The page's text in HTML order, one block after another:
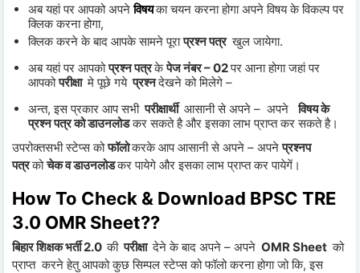
अब यहां पर आपको अपनेविषयका चयनकरना होगा अपने विषय के विकल्प पर
क्लिक करना होगा,
क्लिक करने के बाद आपके सामने पूराप्रश्न पत्र खुल जायेगा.
अब यहां पर आपकोप्रश्न पत्रकेपेज नंबर – 02पर आना होगा जहां पर
आपकोपरीक्षा मे पूछे गये प्रश्नदेखने को मिलेगे –
अन्त, इस प्रकार आप सभी परीक्षार्थी आसानी से अपने – अपनेविषय के
प्रश्न पत्र को डाउनलोडकर सकते है और इसका लाभ प्राप्त कर सकते है।
उपरोक्तसभी स्टेप्स कोफॉलोकरके आप आसानी से अपने – अपनेप्रश्नप
पत्रकोचेक व डाउनलोडकर पायेगे और इसका लाभ प्राप्त कर पायेगें।
How To Check & Download BPSC TRE
3.0 OMR Sheet??
बिहार शिक्षक भर्ती 2.0की परीक्षा देने के बाद अपने – अपने OMR Sheet को
प्राप्त करने हेतु आपको कुछ सिम्पल स्टेप्स को फॉलो करना होगा जो कि, इस